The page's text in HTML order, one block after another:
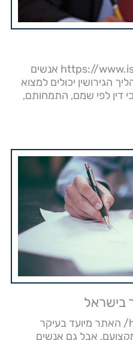
https://www.israelbar.org.il/index.asp אנשים
הגירושין יכולים למצוא
דין לפי שמם, התמחותם,
בישראל
https://www.sulcha.co.il/ האתר מיועד בעיקר
אבל גם אנשים